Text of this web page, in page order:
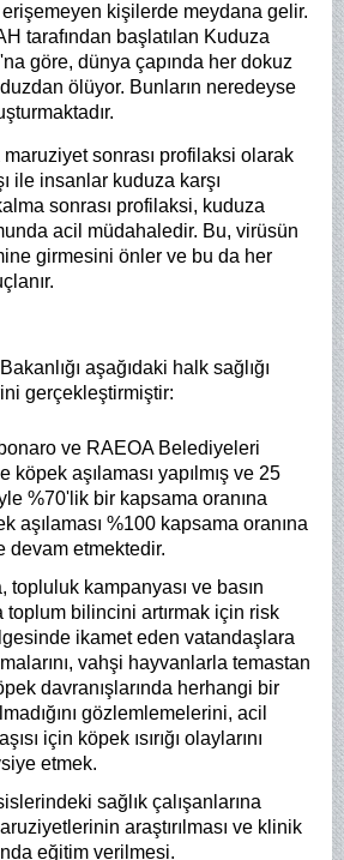
kişilerde meydana gelir.
tarafından başlatılan Kuduza
göre, dünya çapında her dokuz
ölüyor. Bunların neredeyse
sonrası profilaksi olarak
ile insanlar kuduza karşı
sonrası profilaksi, kuduza
acil müdahaledir. Bu, virüsün
girmesini önler ve bu da her
aşağıdaki halk sağlığı
gerçekleştirmiştir:
ve RAEOA Belediyeleri
köpek aşılaması yapılmış ve 25
%70'lik bir kapsama oranına
aşılaması %100 kapsama oranına
devam etmektedir.
topluluk kampanyası ve basın
toplum bilincini artırmak için risk
ikamet eden vatandaşlara
vahşi hayvanlarla temastan
davranışlarında herhangi bir
gözlemlemelerini, acil
için köpek ısırığı olaylarını
etmek.
sağlık çalışanlarına
araştırılması ve klinik
eğitim verilmesi.